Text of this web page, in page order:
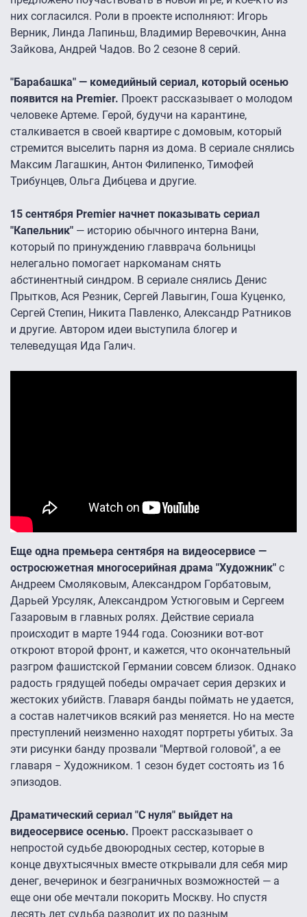
них согласился. Роли в проекте исполняют: Игорь
Верник, Линда Лапиньш, Владимир Веревочкин, Анна
Зайкова, Андрей Чадов. Во 2 сезоне 8 серий.
"Барабашка" — комедийный сериал, который осенью
появится на Premier. Проект рассказывает о молодом
человеке Артеме. Герой, будучи на карантине,
сталкивается в своей квартире с домовым, который
стремится выселить парня из дома. В сериале снялись
Максим Лагашкин, Антон Филипенко, Тимофей
Трибунцев, Ольга Дибцева и другие.
15 сентября Premier начнет показывать сериал
"Капельник" — историю обычного интерна Вани,
который по принуждению главврача больницы
нелегально помогает наркоманам снять
абстинентный синдром. В сериале снялись Денис
Прытков, Ася Резник, Сергей Лавыгин, Гоша Куценко,
Сергей Степин, Никита Павленко, Александр Ратников
и другие. Автором идеи выступила блогер и
телеведущая Ида Галич.
Еще одна премьера сентября на видеосервисе —
остросюжетная многосерийная драма "Художник" с
Андреем Смоляковым, Александром Горбатовым,
Дарьей Урсуляк, Александром Устюговым и Сергеем
Газаровым в главных ролях. Действие сериала
происходит в марте 1944 года. Союзники вот-вот
откроют второй фронт, и кажется, что окончательный
разгром фашистской Германии совсем близок. Однако
радость грядущей победы омрачает серия дерзких и
жестоких убийств. Главаря банды поймать не удается,
а состав налетчиков всякий раз меняется. Но на месте
преступлений неизменно находят портреты убитых. За
эти рисунки банду прозвали "Мертвой головой", а ее
главаря − Художником. 1 сезон будет состоять из 16
эпизодов.
Драматический сериал "С нуля" выйдет на
видеосервисе осенью. Проект рассказывает о
непростой судьбе двоюродных сестер, которые в
конце двухтысячных вместе открывали для себя мир
денег, вечеринок и безграничных возможностей — а
еще они обе мечтали покорить Москву. Но спустя
десять лет судьба разводит их по разным